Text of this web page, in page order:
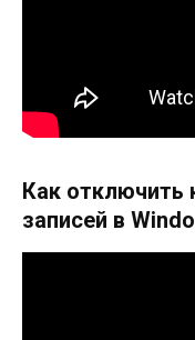
Как отключить
записей в